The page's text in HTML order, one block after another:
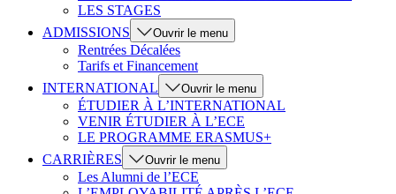
LES STAGES
ADMISSIONS
Ouvrir le menu
Rentrées Décalées
Tarifs et Financement
INTERNATIONAL
Ouvrir le menu
ÉTUDIER À L’INTERNATIONAL
VENIR ÉTUDIER À L’ECE
LE PROGRAMME ERASMUS+
CARRIÈRES
Ouvrir le menu
Les Alumni de l’ECE